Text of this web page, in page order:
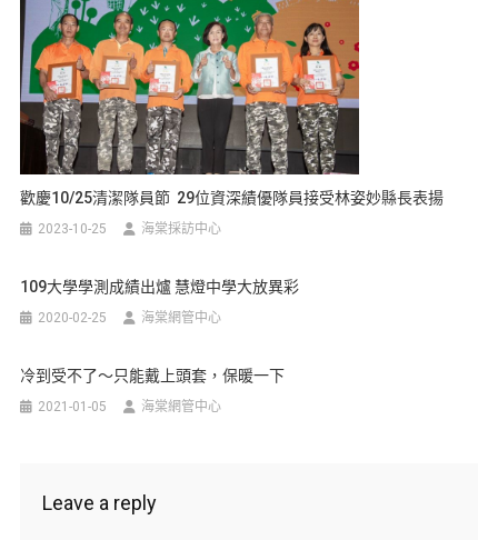
歡慶10/25清潔隊員節 29位資深績優隊員接受林姿妙縣長表揚
2023-10-25 海棠採訪中心
109大學學測成績出爐 慧燈中學大放異彩
2020-02-25 海棠網管中心
冷到受不了～只能戴上頭套，保暖一下
2021-01-05 海棠網管中心
Leave a reply